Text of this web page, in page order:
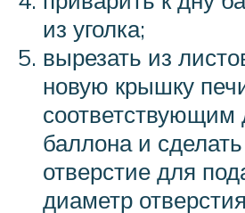
из уголка;
вырезать из
новую крышку
соответствующим
баллона и
отверстие для
диаметр отверстия